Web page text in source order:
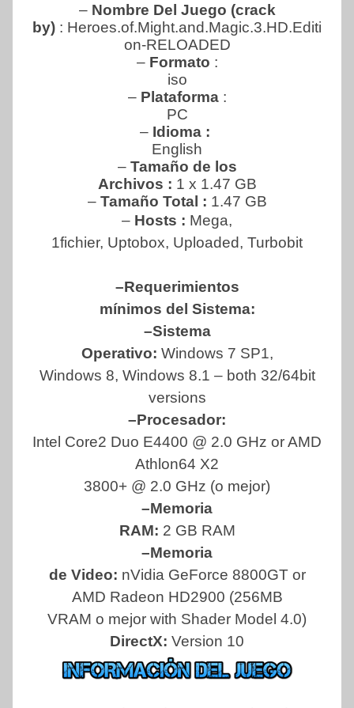
– Nombre Del Juego (crack
by) : Heroes.of.Might.and.Magic.3.HD.Editi
on-RELOADED
– Formato :
iso
– Plataforma :
PC
– Idioma :
English
– Tamaño de los
Archivos : 1 x 1.47 GB
– Tamaño Total : 1.47 GB
– Hosts : Mega,
1fichier, Uptobox, Uploaded, Turbobit
–Requerimientos
mínimos del Sistema:
–Sistema
Operativo: Windows 7 SP1,
Windows 8, Windows 8.1 – both 32/64bit
versions
–Procesador:
Intel Core2 Duo E4400 @ 2.0 GHz or AMD
Athlon64 X2
3800+ @ 2.0 GHz (o mejor)
–Memoria
RAM: 2 GB RAM
–Memoria
de Video: nVidia GeForce 8800GT or
AMD Radeon HD2900 (256MB
VRAM o mejor with Shader Model 4.0)
DirectX: Version 10